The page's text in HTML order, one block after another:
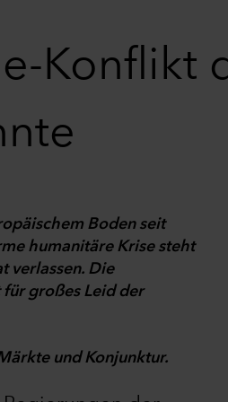
Konflikt
Boden seit
humanitäre Krise steht
verlassen. Die
großes Leid der
und Konjunktur.